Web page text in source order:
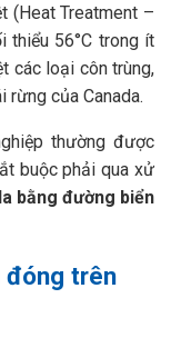
(Heat Treatment –
thiểu 56°C trong ít
các loại côn trùng,
rừng của Canada.
thường được
buộc phải qua xử
bằng đường biển
đóng trên